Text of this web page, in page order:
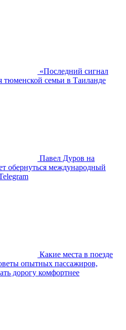
«Последний сигнал
тюменской семьи в Таиланде
Павел Дуров на
обернуться международный
Какие места в поезде
опытных пассажиров,
дорогу комфортнее